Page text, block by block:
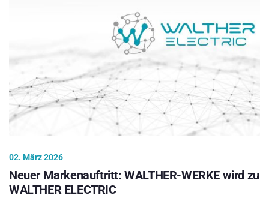
02. März 2026
Neuer Markenauftritt: WALTHER-WERKE wird zu
WALTHER ELECTRIC